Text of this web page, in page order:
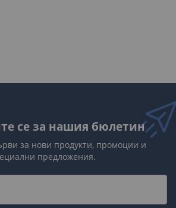
се за нашия бюлетин
за нови продукти, промоции и
предложения.